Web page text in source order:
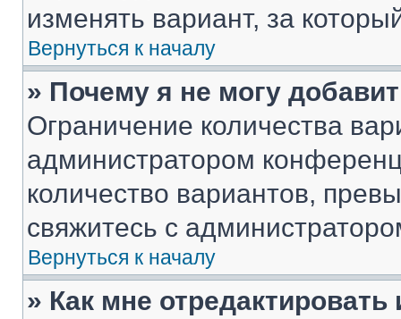
изменять вариант, за
Вернуться к началу
» Почему я не могу
Ограничение количества
администратором
количество вариантов,
свяжитесь с
Вернуться к началу
» Как мне